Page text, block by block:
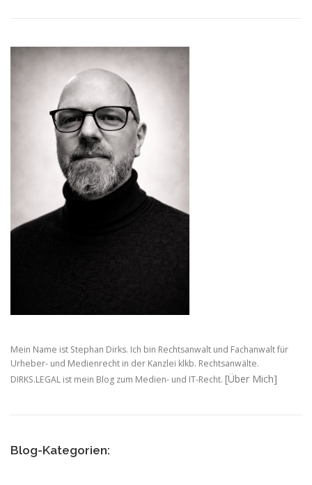
Mein Name ist Stephan Dirks. Ich bin Rechtsanwalt und Fachanwalt für
Urheber- und Medienrecht in der Kanzlei klkb. Rechtsanwälte.
DIRKS.LEGAL ist mein Blog zum Medien- und IT-Recht. [Über Mich]
Blog-Kategorien: